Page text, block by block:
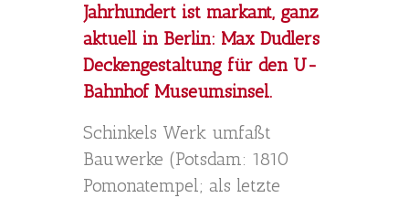
Jahrhundert ist markant, ganz
aktuell in Berlin: Max Dudlers
Deckengestaltung für den U-
Bahnhof Museumsinsel.
Schinkels Werk umfaßt
Bauwerke (Potsdam: 1810
Pomonatempel; als letzte